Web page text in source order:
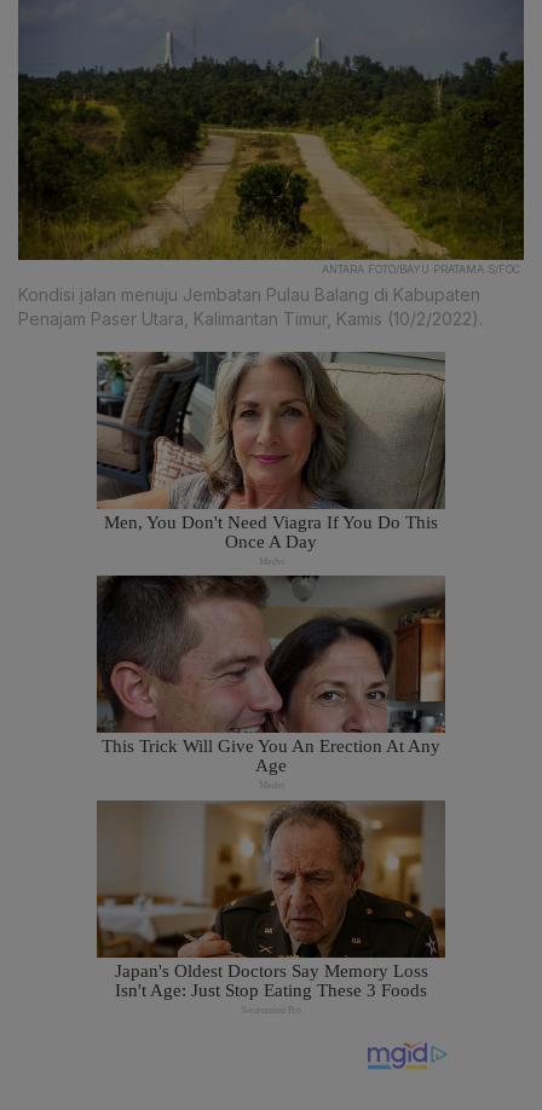
ANTARA FOTO/BAYU PRATAMA S/FOC.
Kondisi jalan menuju Jembatan Pulau Balang di Kabupaten
Penajam Paser Utara, Kalimantan Timur, Kamis (10/2/2022).